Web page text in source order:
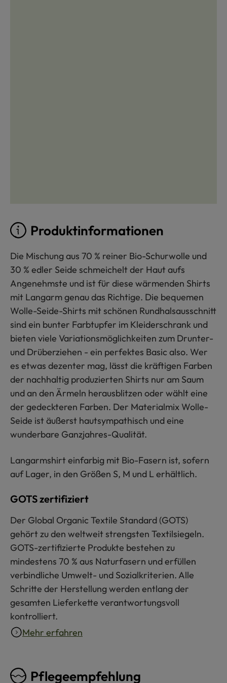
Produktinformationen
Die Mischung aus 70 % reiner Bio-Schurwolle und
30 % edler Seide schmeichelt der Haut aufs
Angenehmste und ist für diese wärmenden Shirts
mit Langarm genau das Richtige. Die bequemen
Wolle-Seide-Shirts mit schönen Rundhalsausschnitt
sind ein bunter Farbtupfer im Kleiderschrank und
bieten viele Variationsmöglichkeiten zum Drunter-
und Drüberziehen - ein perfektes Basic also. Wer
es etwas dezenter mag, lässt die kräftigen Farben
der nachhaltig produzierten Shirts nur am Saum
und an den Ärmeln herausblitzen oder wählt eine
der gedeckteren Farben. Der Materialmix Wolle-
Seide ist äußerst hautsympathisch und eine
wunderbare Ganzjahres-Qualität.
Langarmshirt einfarbig mit Bio-Fasern ist, sofern
auf Lager, in den Größen S, M und L erhältlich.
GOTS zertifiziert
Der Global Organic Textile Standard (GOTS)
gehört zu den weltweit strengsten Textilsiegeln.
GOTS-zertifizierte Produkte bestehen zu
mindestens 70 % aus Naturfasern und erfüllen
verbindliche Umwelt- und Sozialkriterien. Alle
Schritte der Herstellung werden entlang der
gesamten Lieferkette verantwortungsvoll
kontrolliert.
Mehr erfahren
Pflegeempfehlung